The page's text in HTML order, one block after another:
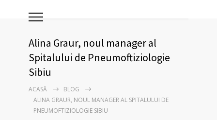
Alina Graur, noul manager al
Spitalului de Pneumoftiziologie
Sibiu
ACASĂ
BLOG
ALINA GRAUR, NOUL MANAGER AL SPITALULUI DE
PNEUMOFTIZIOLOGIE SIBIU